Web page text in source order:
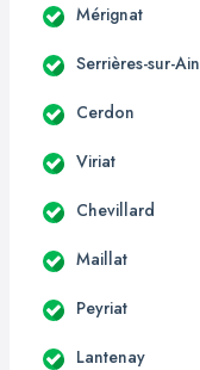
Mérignat
Serrières-sur-Ain
Cerdon
Viriat
Chevillard
Maillat
Peyriat
Lantenay